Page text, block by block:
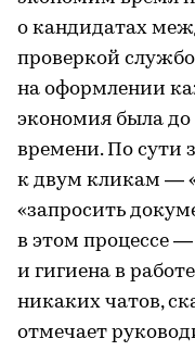
о кандидатах
проверкой
на оформлении
экономия была
времени. По сути
к двум кликам —
«запросить
в этом процессе
и гигиена в
никаких чатов,
отмечает